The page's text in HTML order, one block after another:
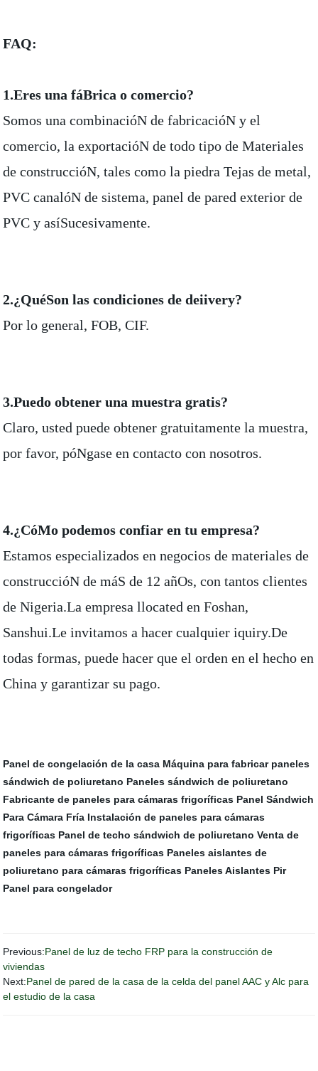
FAQ:
1.Eres una fáBrica o comercio?
Somos una combinacióN de fabricacióN y el
comercio, la exportacióN de todo tipo de Materiales
de construccióN, tales como la piedra Tejas de metal,
PVC canalóN de sistema, panel de pared exterior de
PVC y asíSucesivamente.
2.¿QuéSon las condiciones de deiivery?
Por lo general, FOB, CIF.
3.Puedo obtener una muestra gratis?
Claro, usted puede obtener gratuitamente la muestra,
por favor, póNgase en contacto con nosotros.
4.¿CóMo podemos confiar en tu empresa?
Estamos especializados en negocios de materiales de
construccióN de máS de 12 añOs, con tantos clientes
de Nigeria.La empresa llocated en Foshan,
Sanshui.Le invitamos a hacer cualquier iquiry.De
todas formas, puede hacer que el orden en el hecho en
China y garantizar su pago.
Panel de congelación de la casa Máquina para fabricar paneles
sándwich de poliuretano Paneles sándwich de poliuretano
Fabricante de paneles para cámaras frigoríficas Panel Sándwich
Para Cámara Fría Instalación de paneles para cámaras
frigoríficas Panel de techo sándwich de poliuretano Venta de
paneles para cámaras frigoríficas Paneles aislantes de
poliuretano para cámaras frigoríficas Paneles Aislantes Pir
Panel para congelador
Previous:Panel de luz de techo FRP para la construcción de
viviendas
Next:Panel de pared de la casa de la celda del panel AAC y Alc para
el estudio de la casa